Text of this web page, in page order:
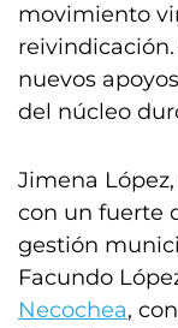
movimiento
nuevos
del núcleo
Jimena
con un fuerte
gestión
Facundo
Necochea,